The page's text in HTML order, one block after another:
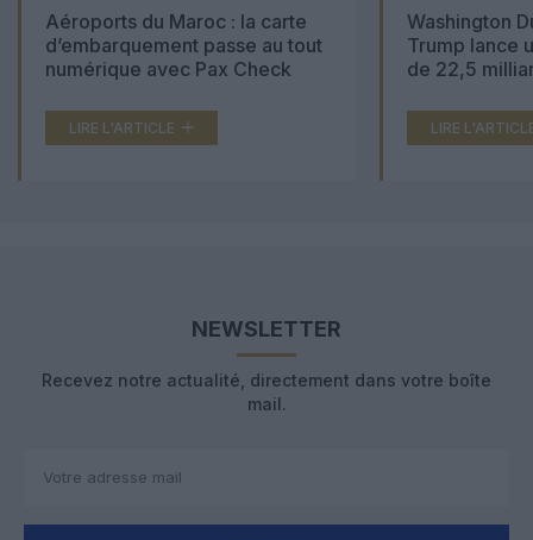
Aéroports du Maroc : la carte
d’embarquement passe au tout
numérique avec Pax Check
LIRE L'ARTICLE
Washington
Trump lance
de 22,5
LIRE
NEWSLETTER
Recevez notre actualité, directement dans votre boîte
mail.